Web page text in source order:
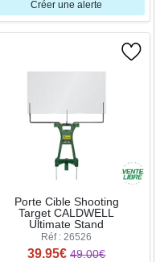
Créer une alerte
Porte Cible Shooting
Target CALDWELL
Ultimate Stand
Réf : 26526
39.95€ 49.00€